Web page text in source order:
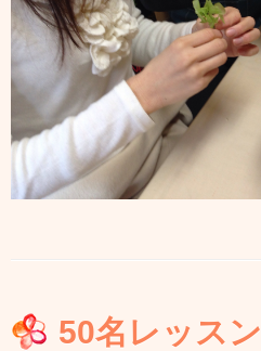
50名レッスン